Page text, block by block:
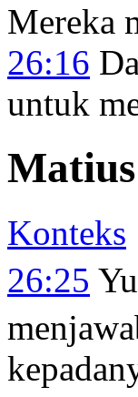
Mereka
26:16
untuk
Konteks
26:25